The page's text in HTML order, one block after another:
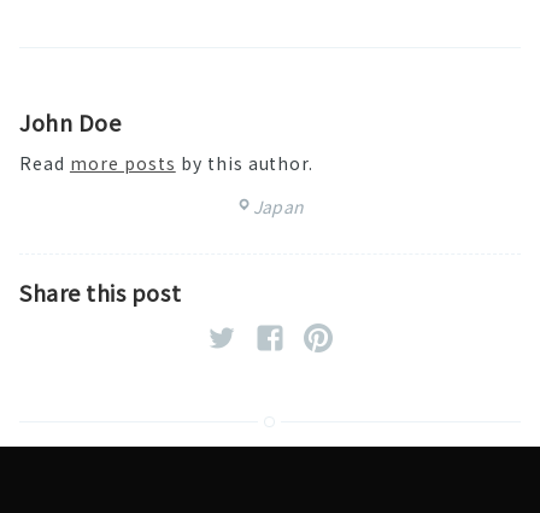
John Doe
Read more posts by this author.
Japan
Share this post